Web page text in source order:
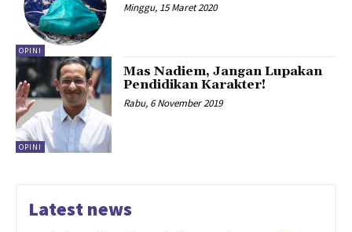
OPINI
Minggu, 15 Maret 2020
OPINI
Mas Nadiem, Jangan Lupakan
Pendidikan Karakter!
Rabu, 6 November 2019
Latest news